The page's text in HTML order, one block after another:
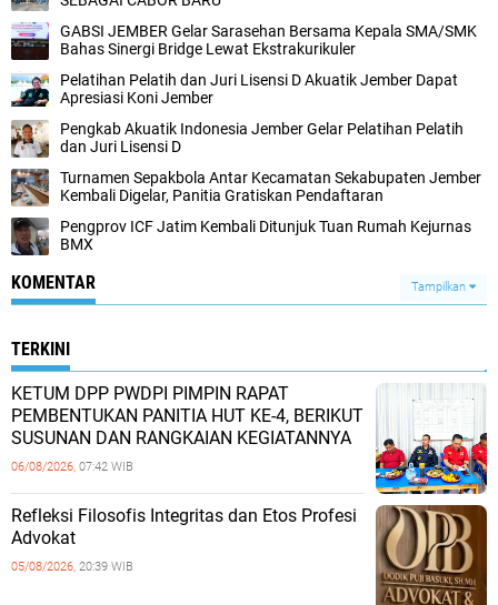
GABSI JEMBER Gelar Sarasehan Bersama Kepala SMA/SMK
Bahas Sinergi Bridge Lewat Ekstrakurikuler
Pelatihan Pelatih dan Juri Lisensi D Akuatik Jember Dapat
Apresiasi Koni Jember
Pengkab Akuatik Indonesia Jember Gelar Pelatihan Pelatih
dan Juri Lisensi D
Turnamen Sepakbola Antar Kecamatan Sekabupaten Jember
Kembali Digelar, Panitia Gratiskan Pendaftaran
Pengprov ICF Jatim Kembali Ditunjuk Tuan Rumah Kejurnas
BMX
KOMENTAR Tampilkan
TERKINI
KETUM DPP PWDPI PIMPIN RAPAT
PEMBENTUKAN PANITIA HUT KE-4, BERIKUT
SUSUNAN DAN RANGKAIAN KEGIATANNYA
06/08/2026, 07:42 WIB
Refleksi Filosofis Integritas dan Etos Profesi
Advokat
05/08/2026, 20:39 WIB